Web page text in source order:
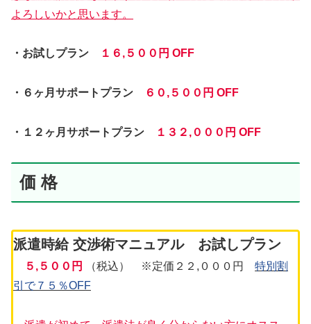
よろしいかと思います。
・お試しプラン １ ６ ,５００円 OFF
・６ヶ月サポートプラン ６０,５００円 OFF
・１２ヶ月サポートプラン １３２,０００円 OFF
価 格
派遣時給 交渉術マニュアル お試しプラン
５,５ ００円 （税込） ※定価２２,０００円 特別割
引で７５％OFF